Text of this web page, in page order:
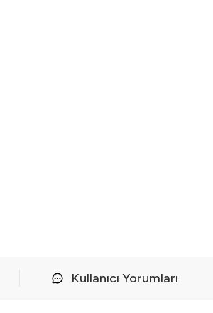
Kullanıcı Yorumları